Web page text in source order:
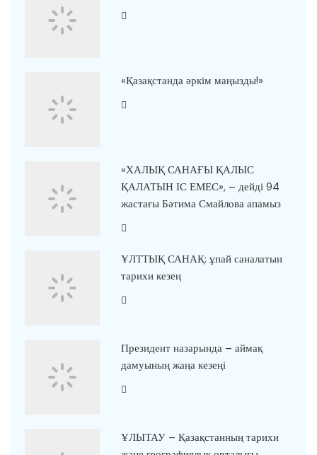
«Қазақстанда әркім маңызды!»
«ХАЛЫҚ САНАҒЫ ҚАЛЫС
ҚАЛАТЫН ІС ЕМЕС», – дейді 94
жастағы Бәтима Смайлова апамыз
ҰЛТТЫҚ САНАҚ: ұпай саналатын
тарихи кезең
Президент назарында – аймақ
дамуының жаңа кезеңі
ҰЛЫТАУ – Қазақстанның тарихи